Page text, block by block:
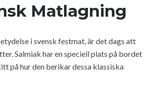
Matlagning
i svensk festmat, är det dags att
Salmiak har en speciell plats på bordet
på hur den berikar dessa klassiska